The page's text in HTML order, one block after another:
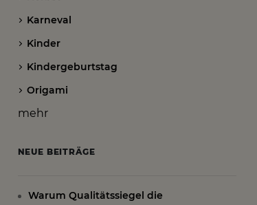
Karneval
Kinder
Kindergeburtstag
Origami
mehr
NEUE BEITRÄGE
Warum Qualitätssiegel die